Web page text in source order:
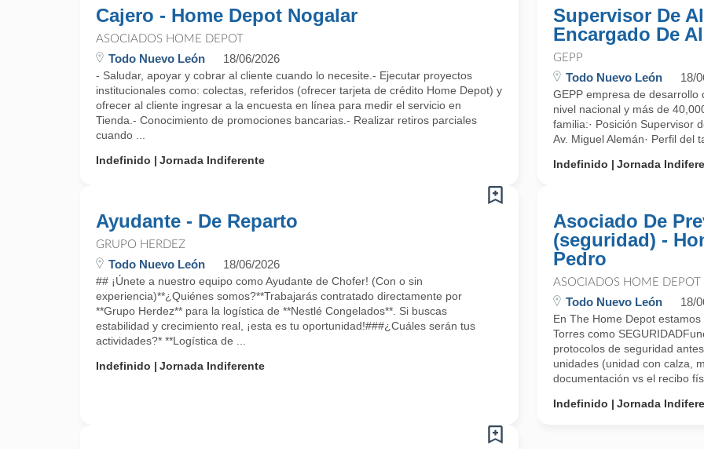
Cajero - Home Depot Nogalar
ASOCIADOS HOME DEPOT
Todo Nuevo León 18/06/2026
- Saludar, apoyar y cobrar al cliente cuando lo necesite.- Ejecutar proyectos
institucionales como: colectas, referidos (ofrecer tarjeta de crédito Home Depot) y
ofrecer al cliente ingresar a la encuesta en línea para medir el servicio en
Tienda.- Conocimiento de promociones bancarias.- Realizar retiros parciales
cuando ...
Indefinido
Jornada Indiferente
Supervisor De
Encargado De
GEPP
Todo Nuevo León 18/
GEPP empresa de
nivel nacional y más de
familia:· Posición Supervisor
Av. Miguel Alemán· Perfil del
Indefinido
Jornada
Ayudante - De Reparto
GRUPO HERDEZ
Todo Nuevo León 18/06/2026
## ¡Únete a nuestro equipo como Ayudante de Chofer! (Con o sin
experiencia)**¿Quiénes somos?**Trabajarás contratado directamente por
**Grupo Herdez** para la logística de **Nestlé Congelados**. Si buscas
estabilidad y crecimiento real, ¡esta es tu oportunidad!###¿Cuáles serán tus
actividades?* **Logística de ...
Indefinido
Jornada Indiferente
Asociado De
(seguridad) -
Pedro
ASOCIADOS HOME DEPOT
Todo Nuevo León 18/
En The Home Depot
Torres como
protocolos de seguridad
unidades (unidad con calza,
documentación vs el recibo
Indefinido
Jornada